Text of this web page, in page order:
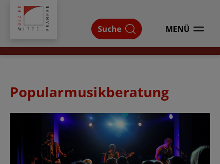
Bezirk
Mittelfranken
Suche
MENÜ
Popularmusikberatung